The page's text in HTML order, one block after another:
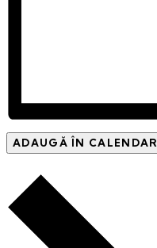
ADAUGĂ ÎN CALENDAR